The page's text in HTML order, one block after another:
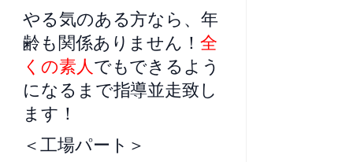
やる気のある方なら、年
齢も関係ありません！ 全
くの素人でもできるよう
になるまで指導並走致し
ます！
＜工場パート＞